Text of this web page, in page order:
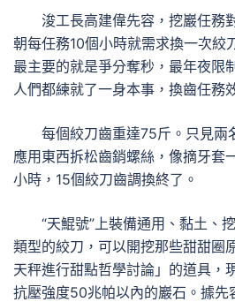
浚工長高建偉先容，挖巖任務
朝每任務10個小時就需求換一次絞
最主要的就是爭分奪秒，最年夜限
人們都練就了一身本事，換齒任務
每個絞刀齒重達75斤。只見兩
應用東西拆松齒銷螺絲，像摘牙套
小時，15個絞刀齒調換終了。
“天鯤號”上裝備通用、黏土、
類型的絞刀，可以開挖那些甜甜圈
天秤進行甜點哲學討論」的道具，
抗壓強度50兆帕以內的巖石。據先